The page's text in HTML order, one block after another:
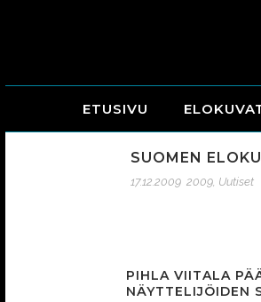
ETUSIVU
SUOMEN
17.12.2009 2009, Uutiset
PIHLA VIITALA
NÄYTTELIJÖIDEN